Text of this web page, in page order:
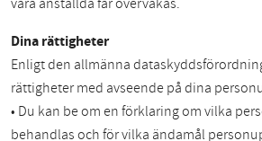
Dina rättigheter
Enligt den allmänna
rättigheter med avseende på dina
• Du kan be om en förklaring om vilka
behandlas och för vilka ändamål